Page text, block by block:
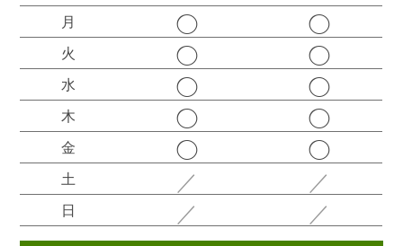
月 ◯ ◯
火 ◯ ◯
水 ◯ ◯
木 ◯ ◯
金 ◯ ◯
土 ／ ／
日 ／ ／